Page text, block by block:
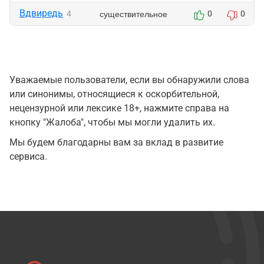
Вдвиредь 4 существительное 0 0
Уважаемые пользователи, если вы обнаружили слова
или синонимы, относящиеся к оскорбительной,
нецензурной или лексике 18+, нажмите справа на
кнопку "Жалоба", чтобы мы могли удалить их.
Мы будем благодарны вам за вклад в развитие
сервиса.